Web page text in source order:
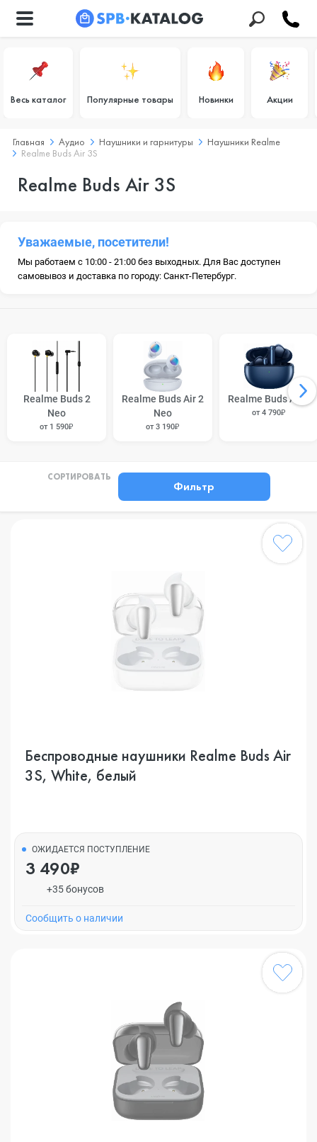
Весь каталог Популярные товары Новинки Акции
Главная Аудио Наушники и гарнитуры
Наушники Realme
Realme Buds Air 3S
Realme Buds Air 3S
Уважаемые, посетители!
Мы работаем с 10:00 - 21:00 без выходных. Для Вас доступен
самовывоз и доставка по городу: Санкт-Петербург.
Realme Buds 2
Neo
от 1 590₽
Realme Buds Air 2
Neo
от 3 190₽
Realme Buds Air 3
от 4 790₽
СОРТИРОВАТЬ
Фильтр
Беспроводные наушники Realme Buds Air
3S, White, белый
ОЖИДАЕТСЯ ПОСТУПЛЕНИЕ
3 490₽
+35 бонусов
Cообщить о наличии